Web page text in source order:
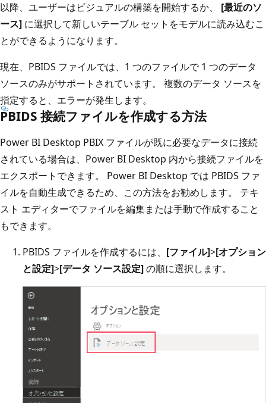
以降、ユーザーはビジュアルの構築を開始するか、 [最近のソ
ース] に選択して新しいテーブル セットをモデルに読み込むこ
とができるようになります。
現在、PBIDS ファイルでは、1 つのファイルで 1 つのデータ
ソースのみがサポートされています。 複数のデータ ソースを
指定すると、エラーが発生します。
PBIDS 接続ファイルを作成する方法
Power BI Desktop PBIX ファイルが既に必要なデータに接続
されている場合は、Power BI Desktop 内から接続ファイルを
エクスポートできます。 Power BI Desktop では PBIDS ファ
イルを自動生成できるため、この方法をお勧めします。 テキ
スト エディターでファイルを編集または手動で作成すること
もできます。
PBIDS ファイルを作成するには、 [ファイル]>[オプション
と設定]>[データ ソース設定]の順に選択します。